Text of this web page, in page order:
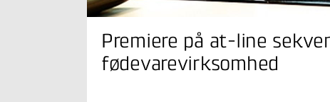
Premiere på at-line
fødevarevirksomhed